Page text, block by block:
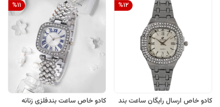
%12
کادو خاص ارسال رایگان ساعت بند
%11
کادو خاص ساعت بندفلزی زنانه